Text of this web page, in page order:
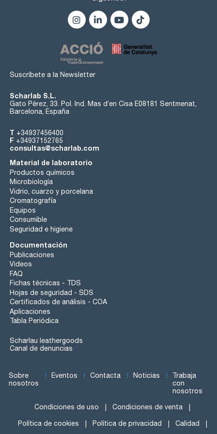
Suscríbete a la Newsletter
Scharlab S.L.
Gato Pérez, 33. Pol. Ind. Mas d’en Cisa E08181 Sentmenat,
Barcelona, España
T +34937456400
F +34937152765
consultas@scharlab.com
Material de laboratorio
Productos químicos
Microbiología
Vidrio, cuarzo y porcelana
Cromatografía
Equipos
Consumible
Seguridad e higiene
Documentación
Publicaciones
Videos
FAQ
Fichas técnicas - TDS
Hojas de seguridad - SDS
Certificados de análisis - COA
Aplicaciones
Tabla Periódica
Scharlau leathergoods
Canal de denuncias
Sobre
nosotros
Eventos Contacta Noticias
Trabaja
con
nosotros
Condiciones de uso Condiciones de venta
Política de cookies Política de privacidad Calidad